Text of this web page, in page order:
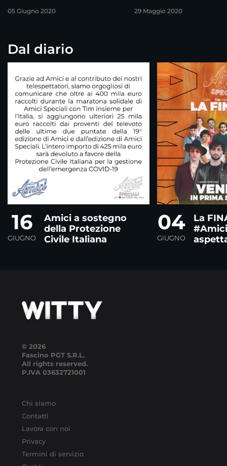
05 Giugno 2020 29 Maggio 2020
Dal diario
16
GIUGNO
Amici a sostegno
della Protezione
Civile Italiana
04
GIUGNO
La
© 2026
Fascino PGT S.R.L.
All rights reserved.
P.IVA 03632721001
Chi siamo
Contatti
Lavora con noi
Privacy
Termini di servizio